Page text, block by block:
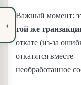
‹
Важный момент:
той же
откате (из-за
откатятся
необработанное